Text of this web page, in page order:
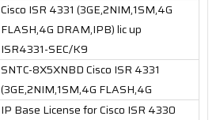
Cisco ISR 4331 (3GE,2NIM,1SM,4G
FLASH,4G DRAM,IPB) lic up
ISR4331-SEC/K9
SNTC-8X5XNBD Cisco ISR 4331
(3GE,2NIM,1SM,4G FLASH,4G
IP Base License for Cisco ISR 4330